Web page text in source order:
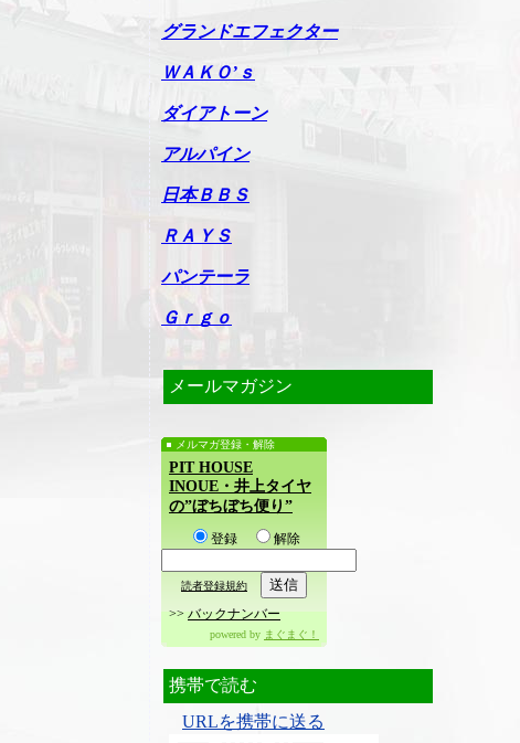
グランドエフェクター
ＷＡＫＯ’ｓ
ダイアトーン
アルパイン
日本ＢＢＳ
ＲＡＹＳ
パンテーラ
Ｇｒｇｏ
メールマガジン
メルマガ登録・解除
PIT HOUSE
INOUE・井上タイヤ
の”ぼちぼち便り”
登録 解除
読者登録規約
>> バックナンバー
powered by まぐまぐ！
携帯で読む
URLを携帯に送る